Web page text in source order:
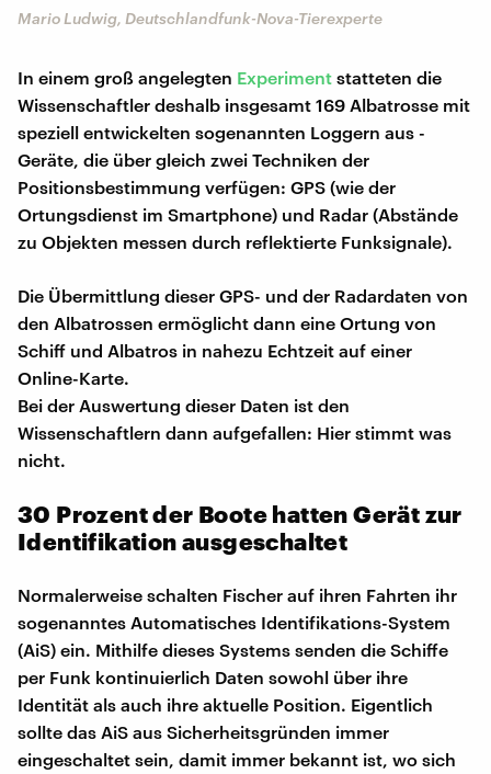
Mario Ludwig, Deutschlandfunk-Nova-Tierexperte
In einem groß angelegten Experiment statteten die
Wissenschaftler deshalb insgesamt 169 Albatrosse mit
speziell entwickelten sogenannten Loggern aus -
Geräte, die über gleich zwei Techniken der
Positionsbestimmung verfügen: GPS (wie der
Ortungsdienst im Smartphone) und Radar (Abstände
zu Objekten messen durch reflektierte Funksignale).
Die Übermittlung dieser GPS- und der Radardaten von
den Albatrossen ermöglicht dann eine Ortung von
Schiff und Albatros in nahezu Echtzeit auf einer
Online-Karte.
Bei der Auswertung dieser Daten ist den
Wissenschaftlern dann aufgefallen: Hier stimmt was
nicht.
30 Prozent der Boote hatten Gerät zur
Identifikation ausgeschaltet
Normalerweise schalten Fischer auf ihren Fahrten ihr
sogenanntes Automatisches Identifikations-System
(AiS) ein. Mithilfe dieses Systems senden die Schiffe
per Funk kontinuierlich Daten sowohl über ihre
Identität als auch ihre aktuelle Position. Eigentlich
sollte das AiS aus Sicherheitsgründen immer
eingeschaltet sein, damit immer bekannt ist, wo sich